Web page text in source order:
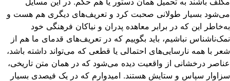
بسیار طولانی صحبت کرد و تعریف‌های دیگری هم هست و
این که در برابر معاهده پدران و نیاکان فرهنگی خود
نباشیم، باید بگوییم که در تعریف‌های قدمای ما هم از
با همه نارسایی‌های احتمالی یا قطعی که می‌تواند داشته باشد،
درخشانی از واقعیت دیده می‌شود که در همان متن تاریخی،
سپاس و ستایش هستند. امیدوارم که در یک فیصدی بسیار